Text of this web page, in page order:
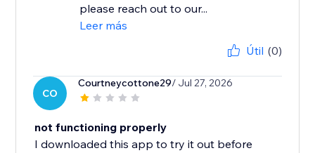
please reach out to our...
Leer más
Útil (0)
CO
Courtneycottone29/ Jul 27, 2026
not functioning properly
I downloaded this app to try it out before